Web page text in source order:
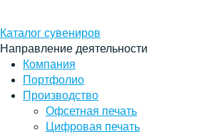
Каталог сувениров
Направление деятельности
Компания
Портфолио
Производство
Офсетная печать
Цифровая печать